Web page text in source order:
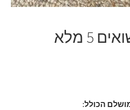
מתנה ליום נישואים 5 מלא